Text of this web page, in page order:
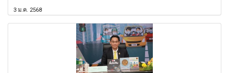
3 ม.ค. 2568